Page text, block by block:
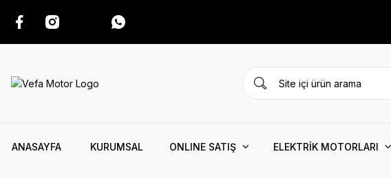
ANASAYFA KURUMSAL ONLINE SATIŞ ELEKTRİK MOTORLARI